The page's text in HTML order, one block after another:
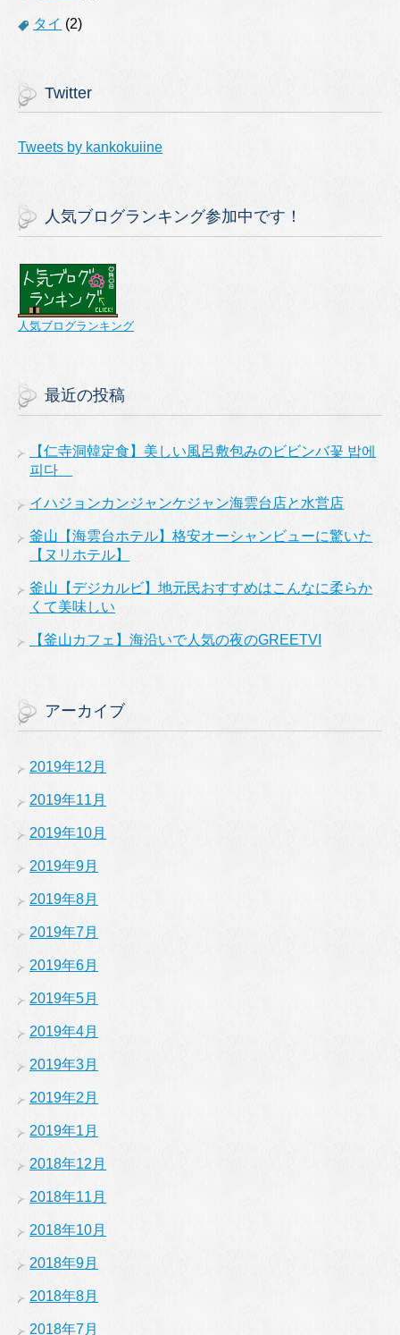
タイ (2)
Twitter
Tweets by kankokuiine
人気ブログランキング参加中です！
人気ブログランキング
最近の投稿
【仁寺洞韓定食】美しい風呂敷包みのビビンバ꽃 밥에
피다
イハジョンカンジャンケジャン海雲台店と水営店
釜山【海雲台ホテル】格安オーシャンビューに驚いた
【ヌリホテル】
釜山【デジカルビ】地元民おすすめはこんなに柔らか
くて美味しい
【釜山カフェ】海沿いで人気の夜のGREETVI
アーカイブ
2019年12月
2019年11月
2019年10月
2019年9月
2019年8月
2019年7月
2019年6月
2019年5月
2019年4月
2019年3月
2019年2月
2019年1月
2018年12月
2018年11月
2018年10月
2018年9月
2018年8月
2018年7月